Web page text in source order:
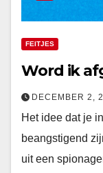
FEITJES
Word ik
DECEMBER 2,
Het idee dat je
beangstigend
uit een